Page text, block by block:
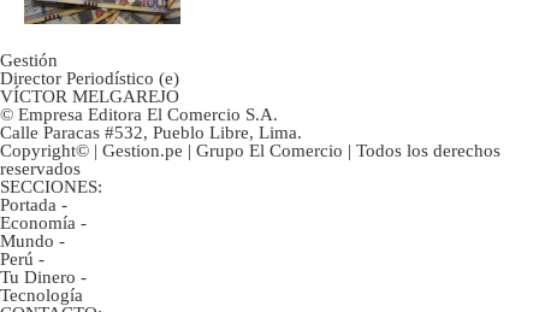
Gestión
Director Periodístico (e)
VÍCTOR MELGAREJO
© Empresa Editora El Comercio S.A.
Calle Paracas #532, Pueblo Libre, Lima.
Copyright© | Gestion.pe | Grupo El Comercio | Todos los derechos
reservados
SECCIONES:
Portada -
Economía -
Mundo -
Perú -
Tu Dinero -
Tecnología